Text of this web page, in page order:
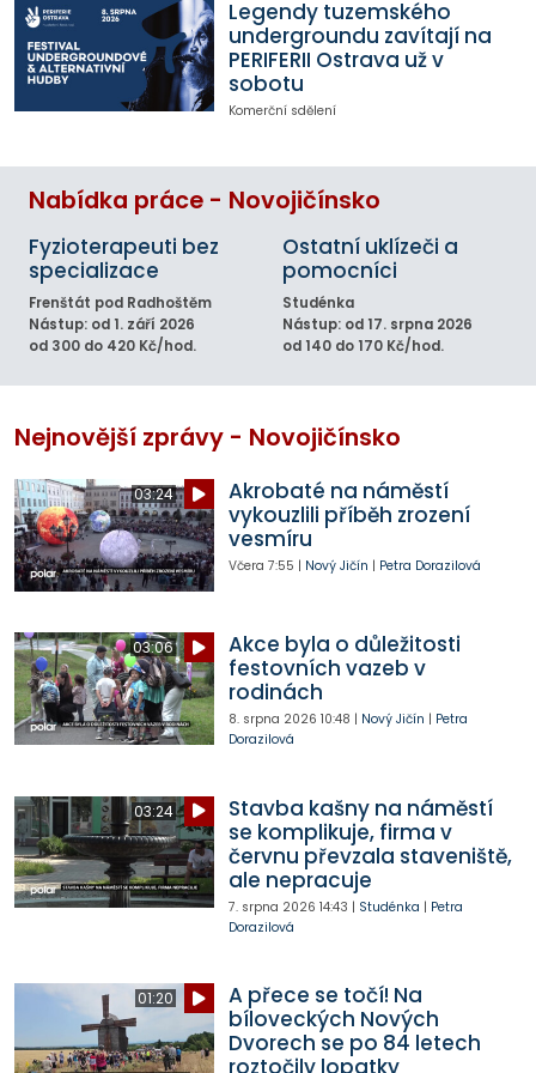
Legendy tuzemského
undergroundu zavítají na
PERIFERII Ostrava už v
sobotu
Komerční sdělení
Nabídka práce - Novojičínsko
Fyzioterapeuti bez
specializace
Frenštát pod Radhoštěm
Nástup: od 1. září 2026
od 300 do 420 Kč/hod.
Ostatní uklízeči a
pomocníci
Studénka
Nástup: od 17. srpna 2026
od 140 do 170 Kč/hod.
Nejnovější zprávy - Novojičínsko
03:24
Akrobaté na náměstí
vykouzlili příběh zrození
vesmíru
Včera 7:55 | Nový Jičín | Petra Dorazilová
03:06
Akce byla o důležitosti
festovních vazeb v
rodinách
8. srpna 2026 10:48 | Nový Jičín | Petra
Dorazilová
03:24
Stavba kašny na náměstí
se komplikuje, firma v
červnu převzala staveniště,
ale nepracuje
7. srpna 2026 14:43 | Studénka | Petra
Dorazilová
01:20
A přece se točí! Na
bíloveckých Nových
Dvorech se po 84 letech
roztočily lopatky